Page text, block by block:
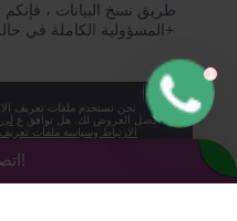
طريق نسخ البيانات ،
المسؤولية الكاملة في حالة الانتهاك. الحد العمري للجمهور: 18+
نحن نستخدم ملفات تعريف
أفضل العروض لك. هل توافق ع
الارتباط وسياسة ملفات
لا
اتصل بنا. نحن متصلون بالإنترنت!